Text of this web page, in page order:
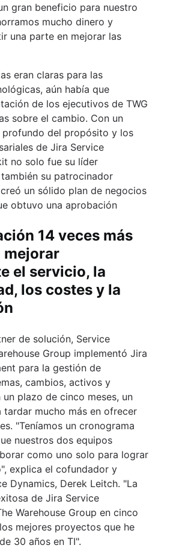
gran beneficio para nuestro
mucho dinero y
una parte en mejorar las
eran claras para las
aún había que
de los ejecutivos de TWG
sobre el cambio. Con un
del propósito y los
de Jira Service
no solo fue su líder
su patrocinador
un sólido plan de negocios
obtuvo una aprobación
14 veces más
mejorar
el servicio, la
los costes y la
de solución, Service
Group implementó Jira
para la gestión de
cambios, activos y
plazo de cinco meses, un
tardar mucho más en ofrecer
"Teníamos un cronograma
nuestros dos equipos
como uno solo para lograr
explica el cofundador y
Dynamics, Derek Leitch. "La
de Jira Service
Warehouse Group en cinco
mejores proyectos que he
30 años en TI".